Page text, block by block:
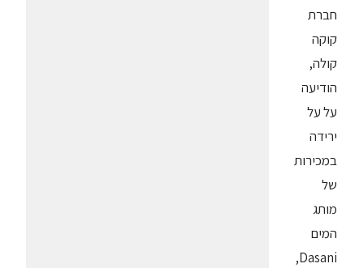
חברת
קוקה
קולה,
הודיעה
על על
ירידה
במכירות
של
מותג
המים
Dasani,